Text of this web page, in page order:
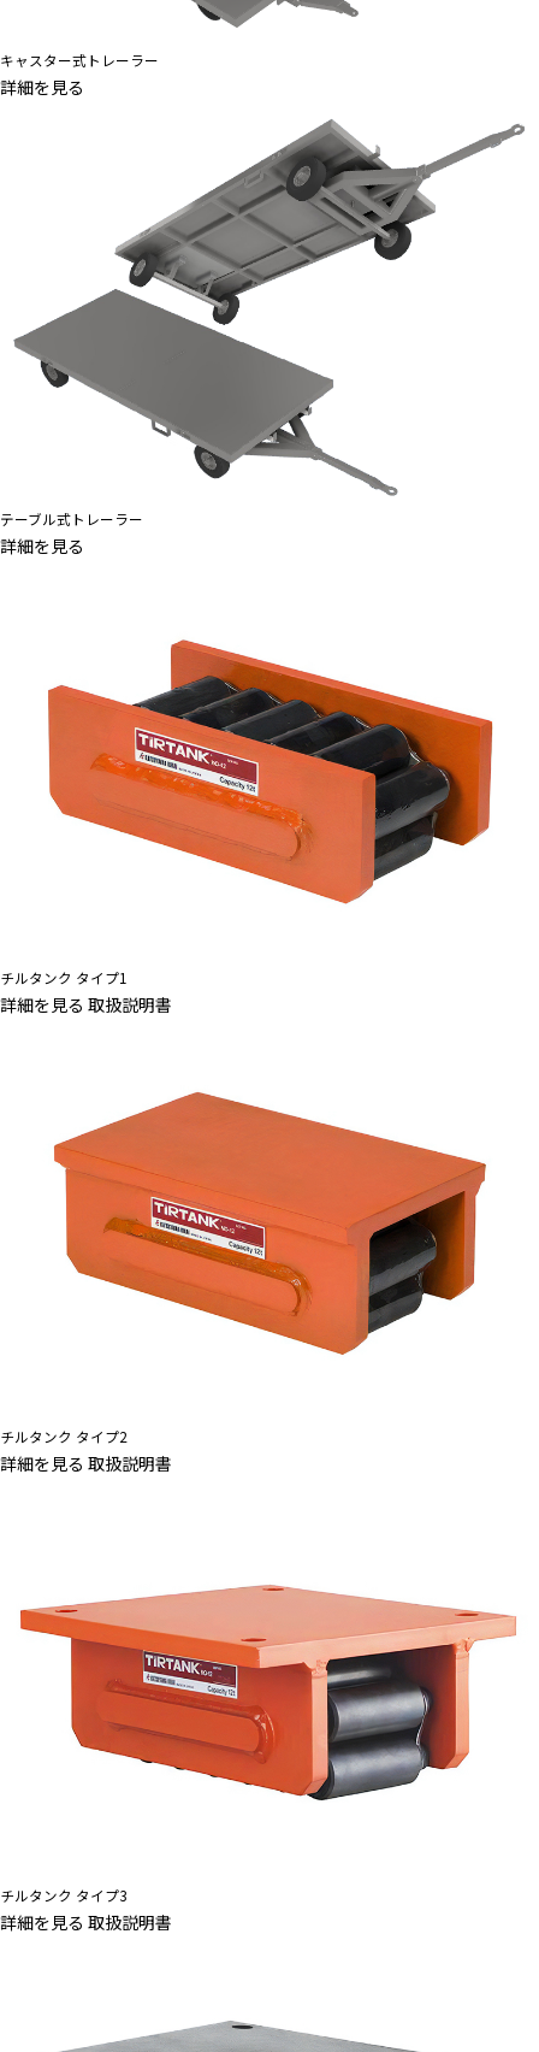
キャスター式トレーラー
詳細を見る
テーブル式トレーラー
詳細を見る
チルタンク タイプ1
詳細を見る 取扱説明書
チルタンク タイプ2
詳細を見る 取扱説明書
チルタンク タイプ3
詳細を見る 取扱説明書